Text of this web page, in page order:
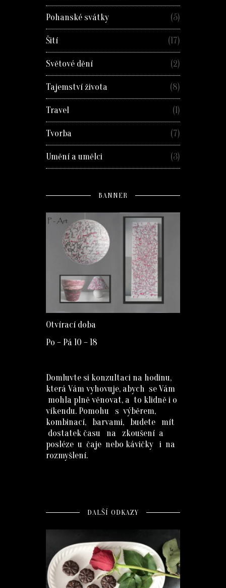
Pohanské svátky (5)
Šití (17)
Světové dění (2)
Tajemství života (8)
Travel (1)
Tvorba (7)
Umění a umělci (3)
BANNER
Otvírací doba
Po – Pá 10 – 18
Domluvte si konzultaci na hodinu,
která Vám vyhovuje, abych se Vám
mohla plně věnovat, a to klidně i o
víkendu. Pomohu s výběrem,
kombinací, barvami, budete mít
dostatek času na zkoušení a
posléze u čaje nebo kávičky i na
rozmyšlení.
DALŠÍ ODKAZY